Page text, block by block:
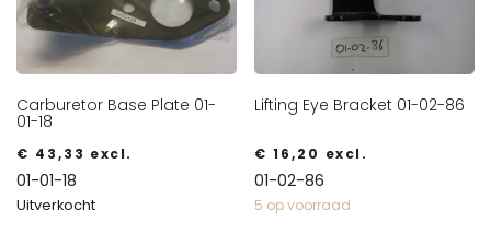
Carburetor Base Plate 01-
01-18
€ 43,33 excl.
01-01-18
Uitverkocht
Lifting Eye Bracket 01-02-86
€ 16,20 excl.
01-02-86
5 op voorraad